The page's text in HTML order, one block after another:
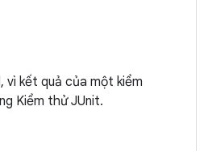
kết quả của một kiểm
Kiểm thử JUnit.